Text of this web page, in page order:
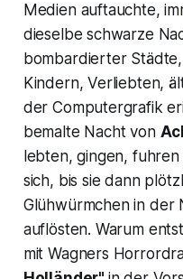
Medien auftauchte,
dieselbe schwarze
bombardierter
Kindern, Verliebten,
der Computergrafik
bemalte Nacht von
lebten, gingen,
sich, bis sie dann
Glühwürmchen in der
auflösten. Warum
mit Wagners